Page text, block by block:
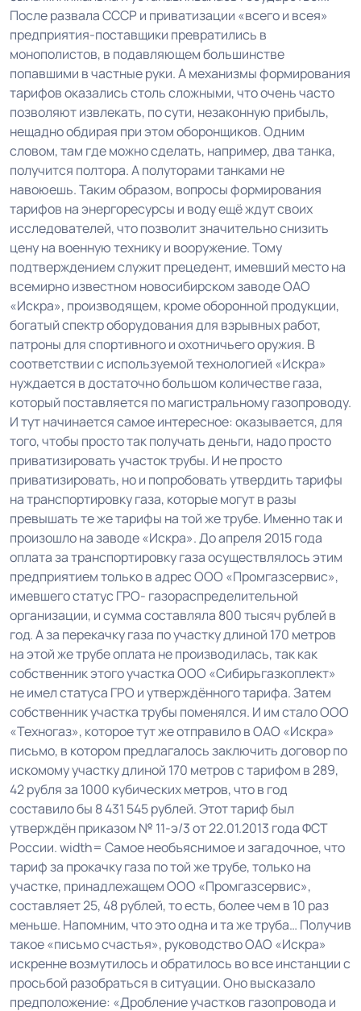
После развала СССР и приватизации «всего и всея»
предприятия-поставщики превратились в
монополистов, в подавляющем большинстве
попавшими в частные руки. А механизмы формирования
тарифов оказались столь сложными, что очень часто
позволяют извлекать, по сути, незаконную прибыль,
нещадно обдирая при этом оборонщиков. Одним
словом, там где можно сделать, например, два танка,
получится полтора. А полуторами танками не
навоюешь. Таким образом, вопросы формирования
тарифов на энергоресурсы и воду ещё ждут своих
исследователей, что позволит значительно снизить
цену на военную технику и вооружение. Тому
подтверждением служит прецедент, имевший место на
всемирно известном новосибирском заводе ОАО
«Искра», производящем, кроме оборонной продукции,
богатый спектр оборудования для взрывных работ,
патроны для спортивного и охотничьего оружия. В
соответствии с используемой технологией «Искра»
нуждается в достаточно большом количестве газа,
который поставляется по магистральному газопроводу.
И тут начинается самое интересное: оказывается, для
того, чтобы просто так получать деньги, надо просто
приватизировать участок трубы. И не просто
приватизировать, но и попробовать утвердить тарифы
на транспортировку газа, которые могут в разы
превышать те же тарифы на той же трубе. Именно так и
произошло на заводе «Искра». До апреля 2015 года
оплата за транспортировку газа осуществлялось этим
предприятием только в адрес ООО «Промгазсервис»,
имевшего статус ГРО- газораспределительной
организации, и сумма составляла 800 тысяч рублей в
год. А за перекачку газа по участку длиной 170 метров
на этой же трубе оплата не производилась, так как
собственник этого участка ООО «Сибирьгазкоплект»
не имел статуса ГРО и утверждённого тарифа. Затем
собственник участка трубы поменялся. И им стало ООО
«Техногаз», которое тут же отправило в ОАО «Искра»
письмо, в котором предлагалось заключить договор по
искомому участку длиной 170 метров с тарифом в 289,
42 рубля за 1000 кубических метров, что в год
составило бы 8 431 545 рублей. Этот тариф был
утверждён приказом № 11-э/3 от 22.01.2013 года ФСТ
России. width= Самое необъяснимое и загадочное, что
тариф за прокачку газа по той же трубе, только на
участке, принадлежащем ООО «Промгазсервис»,
составляет 25, 48 рублей, то есть, более чем в 10 раз
меньше. Напомним, что это одна и та же труба… Получив
такое «письмо счастья», руководство ОАО «Искра»
искренне возмутилось и обратилось во все инстанции с
просьбой разобраться в ситуации. Оно высказало
предположение: «Дробление участков газопровода и